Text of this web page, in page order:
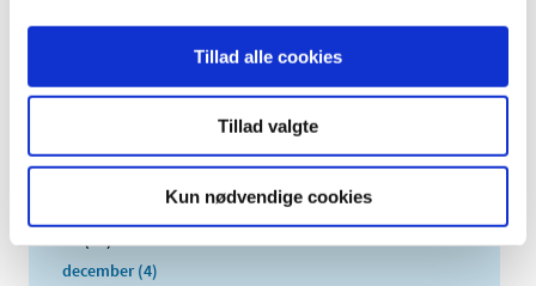
Tillad alle cookies
Tillad valgte
Kun nødvendige cookies
2019 (159)
2017 (167)
december (4)